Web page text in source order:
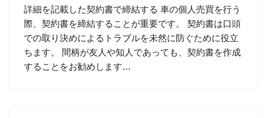
詳細を記載した契約書で締結する 車の個人売買を行う
際、契約書を締結することが重要です。 契約書は口頭
での取り決めによるトラブルを未然に防ぐために役立
ちます。 間柄が友人や知人であっても、契約書を作成
することをお勧めします…